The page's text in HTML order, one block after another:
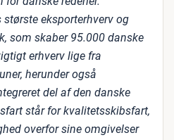
eksporterhverv og
som skaber 95.000 danske
erhverv lige fra
herunder også
del af den danske
står for kvalitetsskibsfart,
overfor sine omgivelser